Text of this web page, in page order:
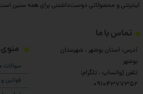
اینترنتی و محصولاتی دوست‌داشتنی برای همه سنین
سوالات
قوانین
تماس با ما
آدرس: استان بوشهر ، شهرستان
بوشهر
تلفن (واتساپ ، تلگرام:
۰9104377352